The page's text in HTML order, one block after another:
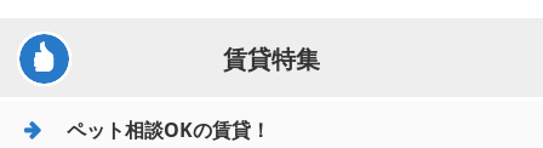
賃貸特集
ペット相談OKの賃貸！